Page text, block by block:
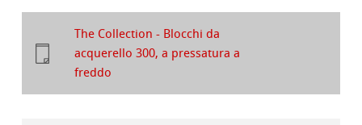
The Collection - Blocchi da
acquerello 300, a pressatura a
freddo